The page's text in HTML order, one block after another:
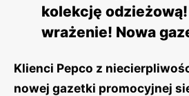
kolekcję odzieżową!
wrażenie! Nowa
Klienci Pepco z
nowej gazetki promocyjnej